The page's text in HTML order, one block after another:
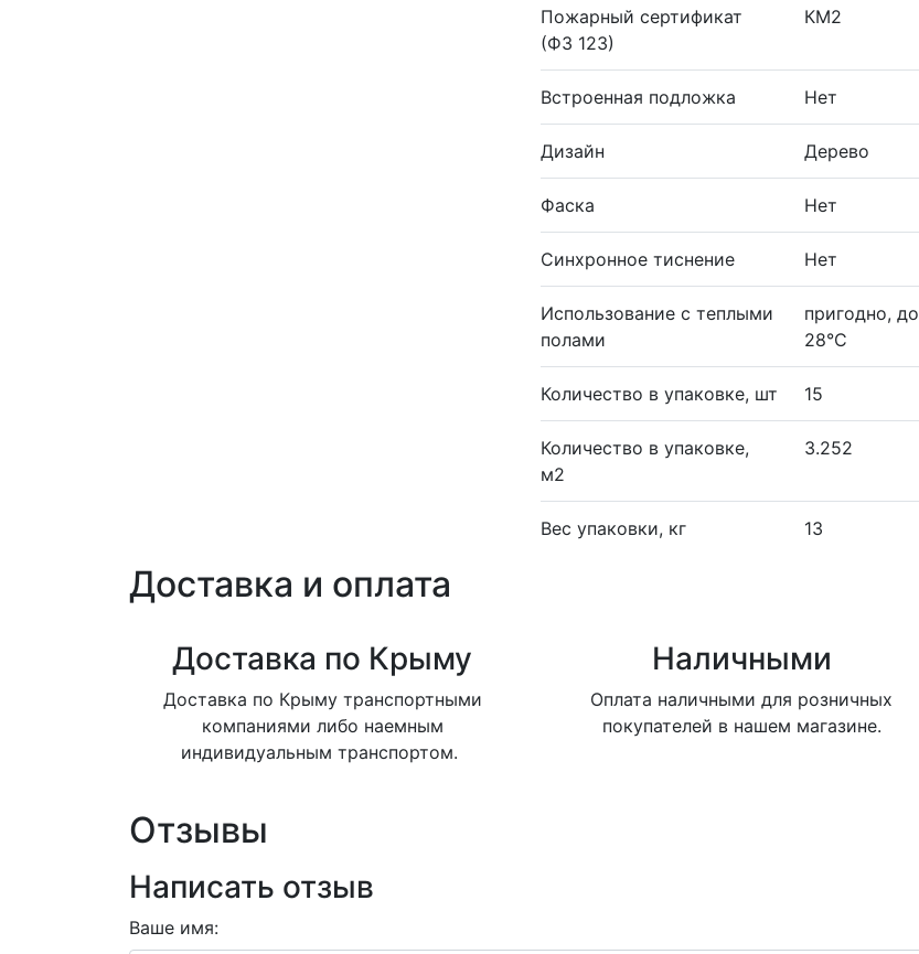
Пожарный сертификат
(ФЗ 123)
КМ2
Встроенная подложка Нет
Дизайн Дерево
Фаска Нет
Синхронное тиснение Нет
Использование с теплыми
полами
пригодно, до
28°С
Количество в упаковке, шт 15
Количество в упаковке,
м2
3.252
Вес упаковки, кг 13
Доставка и оплата
Доставка по Крыму
Доставка по Крыму транспортными
компаниями либо наемным
индивидуальным транспортом.
Наличными
Оплата наличными для розничных
покупателей в нашем магазине.
Отзывы
Написать отзыв
Ваше имя: